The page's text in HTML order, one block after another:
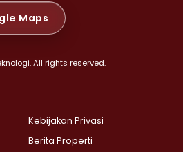
>
>
Hilir >
Selatan >
>
Selatan >
Labu >
Maps
All rights reserved.
Kebijakan Privasi
Berita Properti